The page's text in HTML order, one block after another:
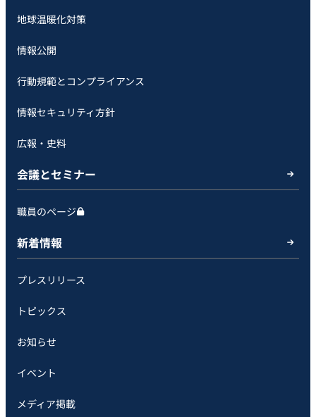
地球温暖化対策
情報公開
行動規範とコンプライアンス
情報セキュリティ方針
広報・史料
会議とセミナー
職員のページ
新着情報
プレスリリース
トピックス
お知らせ
イベント
メディア掲載